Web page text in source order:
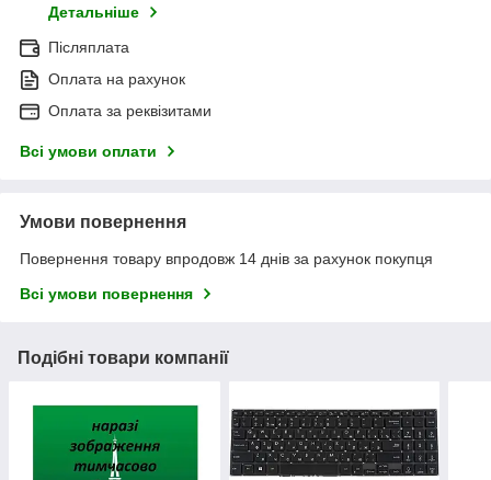
Детальніше
Післяплата
Оплата на рахунок
Оплата за реквізитами
Всі умови оплати
Умови повернення
Повернення товару впродовж 14 днів за рахунок покупця
Всі умови повернення
Подібні товари компанії